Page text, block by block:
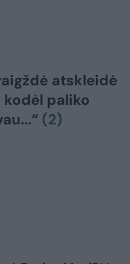
atskleidė
paliko
(2)